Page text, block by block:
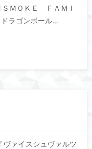
ＭＯＫＥ ＦＡＭＩ
ラゴンボール…
ヴァイスシュヴァルツ